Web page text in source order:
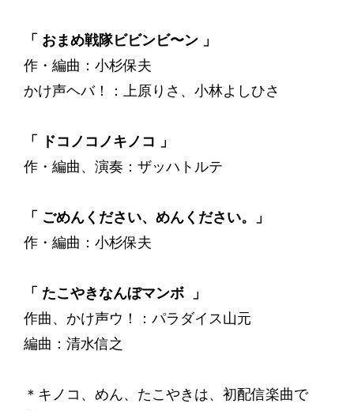
「 おまめ戦隊ビビンビ〜ン 」
作・編曲：小杉保夫
かけ声ヘバ！：上原りさ、小林よしひさ
「 ドコノコノキノコ 」
作・編曲、演奏：ザッハトルテ
「 ごめんください、めんください。」
作・編曲：小杉保夫
「 たこやきなんぼマンボ 」
作曲、かけ声ウ！：パラダイス山元
編曲：清水信之
＊キノコ、めん、たこやきは、初配信楽曲で